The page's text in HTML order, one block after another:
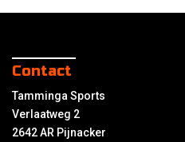
Contact
Tamminga Sports
Verlaatweg 2
2642 AR Pijnacker